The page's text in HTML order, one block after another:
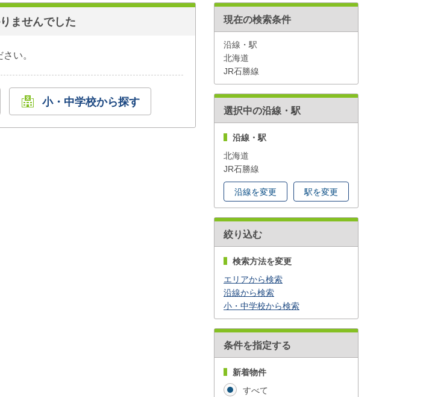
ませんでした
い。
小・中学校から探す
現在の検索条件
沿線・駅
北海道
JR石勝線
選択中の沿線・駅
沿線・駅
北海道
JR石勝線
沿線を変更 駅を変更
絞り込む
検索方法を変更
エリアから検索
沿線から検索
小・中学校から検索
条件を指定する
新着物件
すべて